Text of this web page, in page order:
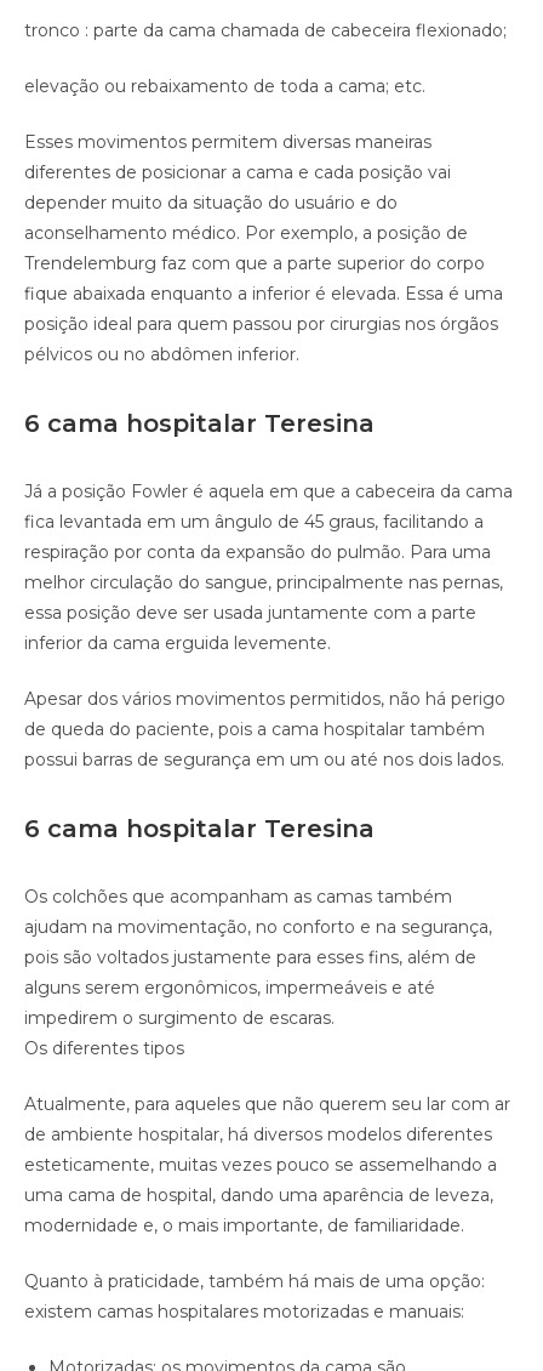
tronco : parte da cama chamada de cabeceira flexionado;
elevação ou rebaixamento de toda a cama; etc.
Esses movimentos permitem diversas maneiras
diferentes de posicionar a cama e cada posição vai
depender muito da situação do usuário e do
aconselhamento médico. Por exemplo, a posição de
Trendelemburg faz com que a parte superior do corpo
fique abaixada enquanto a inferior é elevada. Essa é uma
posição ideal para quem passou por cirurgias nos órgãos
pélvicos ou no abdômen inferior.
6 cama hospitalar Teresina
Já a posição Fowler é aquela em que a cabeceira da cama
fica levantada em um ângulo de 45 graus, facilitando a
respiração por conta da expansão do pulmão. Para uma
melhor circulação do sangue, principalmente nas pernas,
essa posição deve ser usada juntamente com a parte
inferior da cama erguida levemente.
Apesar dos vários movimentos permitidos, não há perigo
de queda do paciente, pois a cama hospitalar também
possui barras de segurança em um ou até nos dois lados.
6 cama hospitalar Teresina
Os colchões que acompanham as camas também
ajudam na movimentação, no conforto e na segurança,
pois são voltados justamente para esses fins, além de
alguns serem ergonômicos, impermeáveis e até
impedirem o surgimento de escaras.
Os diferentes tipos
Atualmente, para aqueles que não querem seu lar com ar
de ambiente hospitalar, há diversos modelos diferentes
esteticamente, muitas vezes pouco se assemelhando a
uma cama de hospital, dando uma aparência de leveza,
modernidade e, o mais importante, de familiaridade.
Quanto à praticidade, também há mais de uma opção:
existem camas hospitalares motorizadas e manuais: